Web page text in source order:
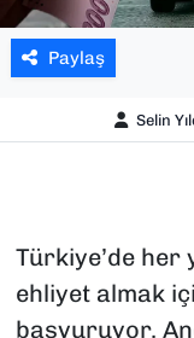
Paylaş
Selin
Türkiye’de her
ehliyet almak
başvuruyor.